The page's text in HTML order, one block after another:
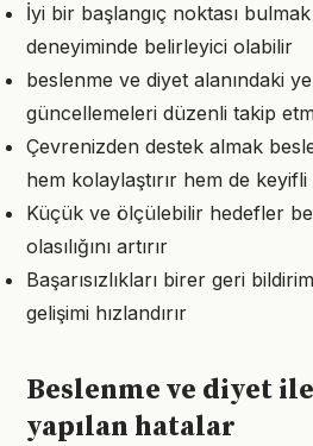
İyi bir başlangıç noktası
deneyiminde belirleyici olabilir
beslenme ve diyet alanındaki
güncellemeleri düzenli takip
Çevrenizden destek almak
hem kolaylaştırır hem de
Küçük ve ölçülebilir hedefler
olasılığını artırır
Başarısızlıkları birer geri
gelişimi hızlandırır
Beslenme ve diyet
yapılan hatalar